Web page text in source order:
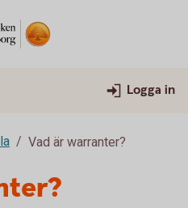
Logga in
Vad är warranter?